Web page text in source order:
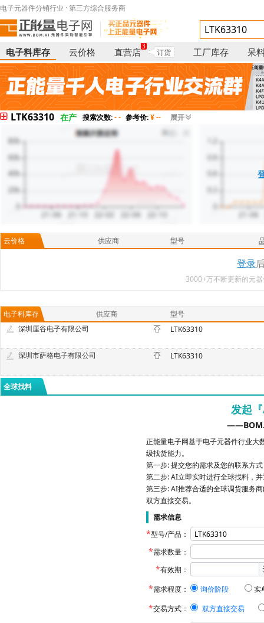
电子元器件分销行业 · 第三方综合服务商
电子料库存 云价格 直营店
3
订货 工厂库存 呆
LTK63310 在产 搜索次数:- - 参考价:¥ -- 展开
云价格 供应商 型号
登录
3000+万不断更新的元
电子料库存 供应商
型号
深圳厘谷电子有限公司
LTK63310
深圳市萨格电子有限公司 LTK63310
全球找料
发起
正能量电子网基于电子元器件行业大
级找货能力。
第一步: 提交您的需求及您的联系方
第二步: AI立即实时进行全球找料，
第三步: AI推荐合适的全球调货服务
双方直接交易。
需求信息
型号/产品：
需求数量：
有效期：
需求程度：
询价阶段
实
交易方式：
双方直接交易